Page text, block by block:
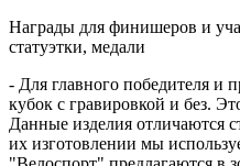
Награды для финишеров и
статуэтки, медали
- Для главного победителя и
кубок с гравировкой и без.
Данные изделия
их изготовлении мы